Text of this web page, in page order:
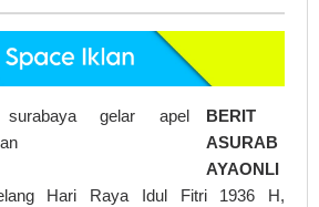
Lebaran
BERIT
ASURAB
AYAONLI
Hari Raya Idul Fitri 1936 H,